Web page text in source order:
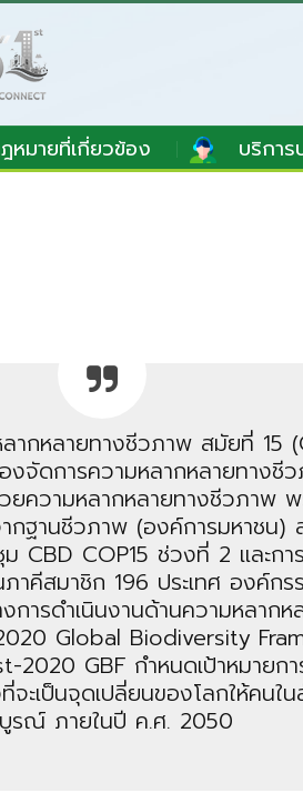
หมายที่เกี่ยวข้อง บริการ
กหลายทางชีวภาพ สมัยที่ 15
ดการความหลากหลายทางชีว
ความหลากหลายทางชีวภาพ
านชีวภาพ (องค์การมหาชน)
ม CBD COP15 ช่วงที่ 2 และ
คีสมาชิก 196 ประเทศ องค์กร
การดำเนินงานด้านความหลา
Global Biodiversity
2020 GBF กำหนดเป้าหมายก
ป็นจุดเปลี่ยนของโลกให้คนใ
รณ์ ภายในปี ค.ศ. 2050